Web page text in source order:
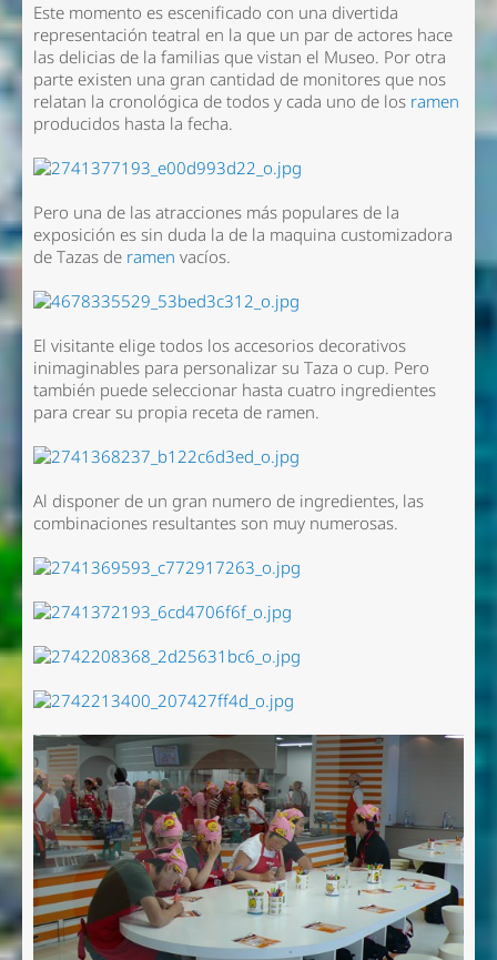
Este momento es escenificado con una divertida
representación teatral en la que un par de actores hace
las delicias de la familias que vistan el Museo. Por otra
parte existen una gran cantidad de monitores que nos
relatan la cronológica de todos y cada uno de los ramen
producidos hasta la fecha.
Pero una de las atracciones más populares de la
exposición es sin duda la de la maquina customizadora
de Tazas de ramen vacíos.
El visitante elige todos los accesorios decorativos
inimaginables para personalizar su Taza o cup. Pero
también puede seleccionar hasta cuatro ingredientes
para crear su propia receta de ramen.
Al disponer de un gran numero de ingredientes, las
combinaciones resultantes son muy numerosas.